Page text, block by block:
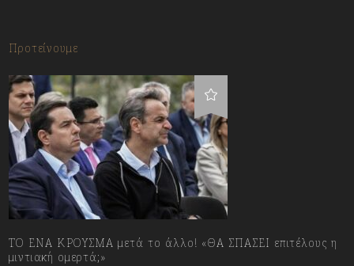
Προτείνουμε
ΤΟ ΕΝΑ ΚΡΟΥΣΜΑ μετά το άλλο! «ΘΑ ΣΠΑΣΕΙ επιτέλους η
μιντιακή ομερτά;»